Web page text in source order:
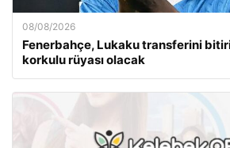
08/08/2026
Fenerbahçe, Lukaku transferini
korkulu rüyası olacak